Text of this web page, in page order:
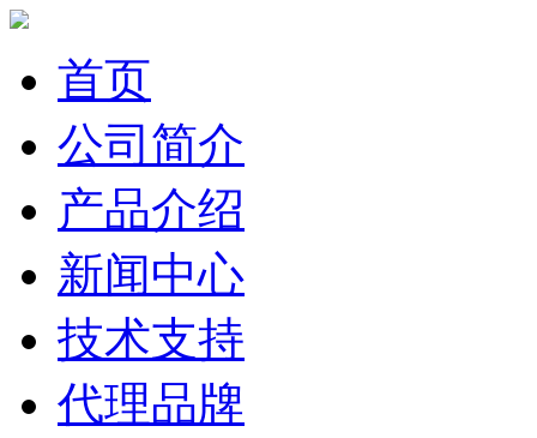
首页
公司简介
产品介绍
新闻中心
技术支持
代理品牌